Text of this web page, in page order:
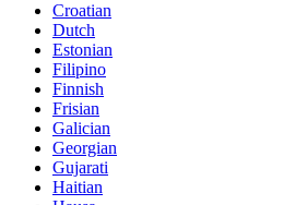
Croatian
Dutch
Estonian
Filipino
Finnish
Frisian
Galician
Georgian
Gujarati
Haitian